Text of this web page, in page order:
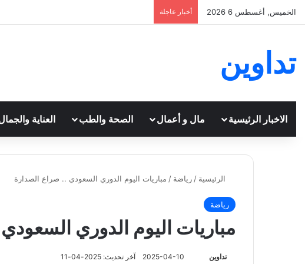
الخميس, أغسطس 6 2026 أخبار عاجلة
تداوين
الاخبار الرئيسية مال و أعمال الصحة والطب العناية
الرئيسية / رياضة / مباريات اليوم الدوري السعودي .. صراع الصدارة
رياضة
مباريات اليوم الدوري
تداوين 2025-04-10 آخر تحديث: 2025-04-11